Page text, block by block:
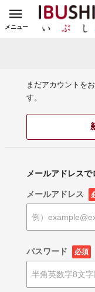
メニュー
まだアカウントを
す。
メールアドレスで
メールアドレス
パスワード 必須